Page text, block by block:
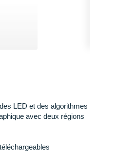
LED et des algorithmes
avec deux régions